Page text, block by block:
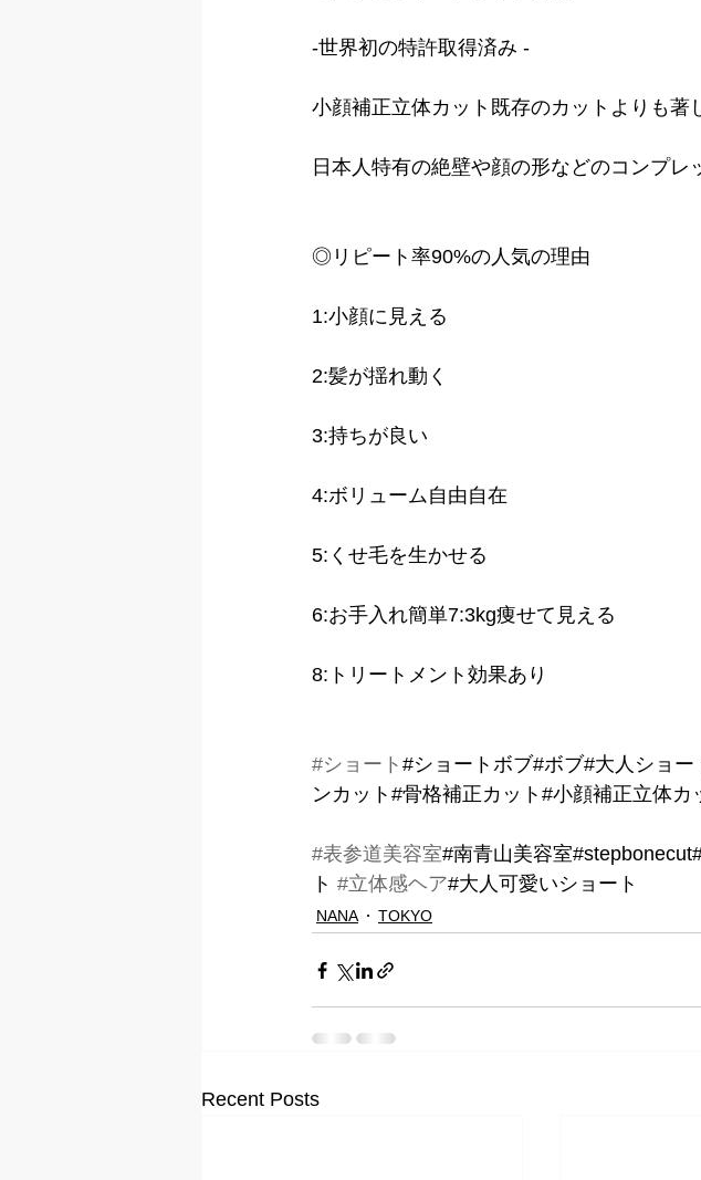
-世界初の特許取得済み -
小顔補正立体カット既存のカットよりも著
日本人特有の絶壁や顔の形などのコンプレ
◎リピート率90%の人気の理由
1:小顔に見える
2:髪が揺れ動く
3:持ちが良い
4:ボリューム自由自在
5:くせ毛を生かせる
6:お手入れ簡単7:3kg痩せて見える
8:トリートメント効果あり
#ショート #ショートボブ#ボブ#大人ショー
ンカット#骨格補正カット#小顔補正立体カ
#表参道美容室#南青山美容室
ト #立体感ヘア#大人可愛いショート
NANA TOKYO
Recent Posts